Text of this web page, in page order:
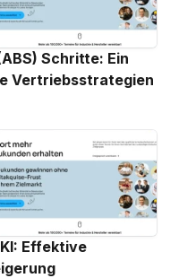
Schritte: Ein
Vertriebsstrategien
Effektive